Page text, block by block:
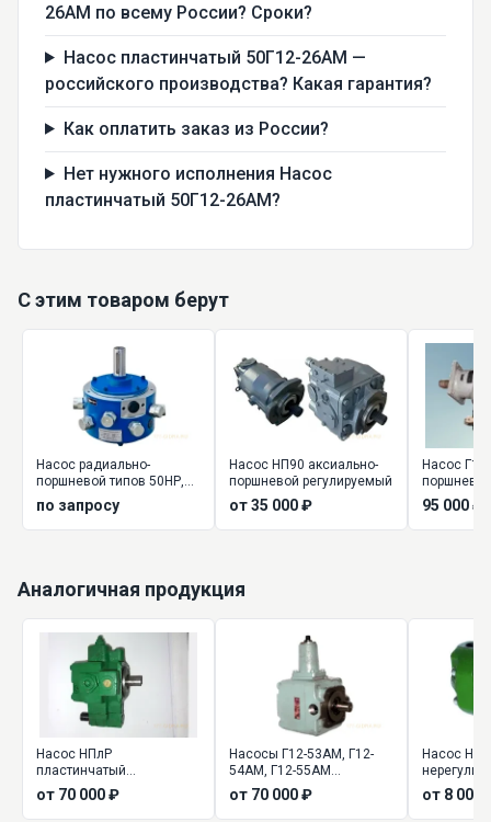
26АМ по всему России? Сроки?
Насос пластинчатый 50Г12-26АМ —
российского производства? Какая гарантия?
Как оплатить заказ из России?
Нет нужного исполнения Насос
пластинчатый 50Г12-26АМ?
С этим товаром берут
Насос радиально-
поршневой типов 50НР,
по запросу
Насос НП90 аксиально-
поршневой регулируемый
от 35 000 ₽
Насос
95 000 ₽
Аналогичная продукция
Насос НПлР
пластинчатый
регулируемый
от 70 000 ₽
Насосы Г12-53АМ, Г12-
54АМ, Г12-55АМ
пластинчатые
регулируемые
от 70 000 ₽
Насос НПл
от 8 000